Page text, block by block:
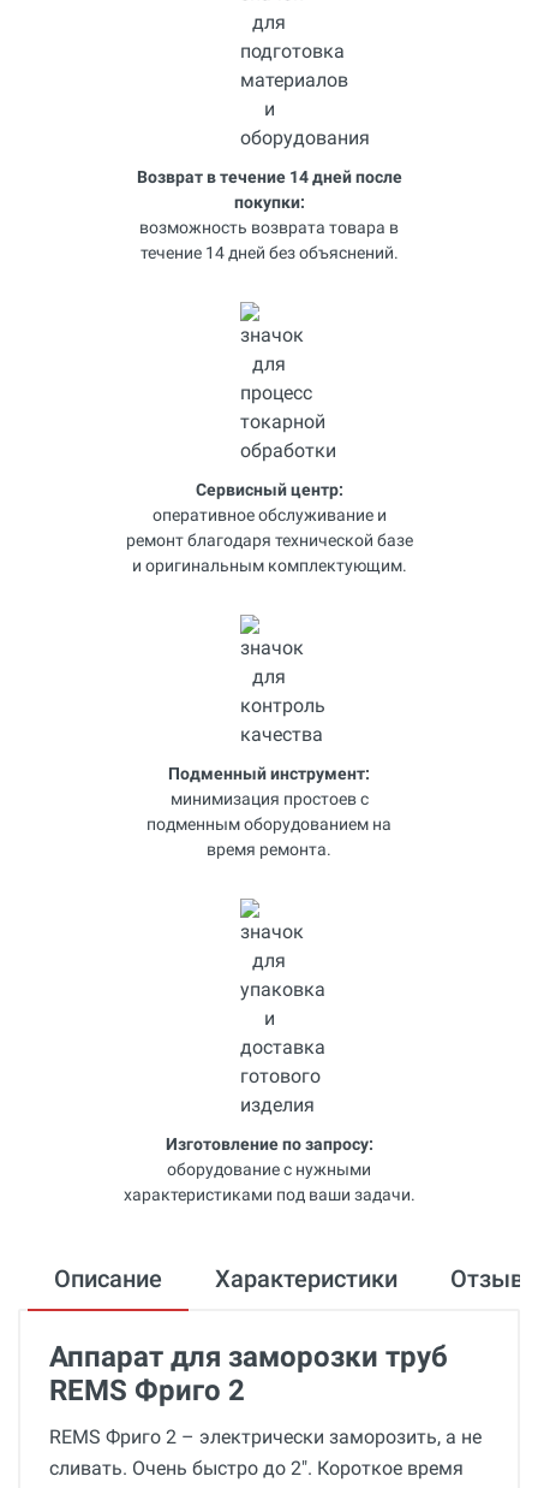
Возврат в течение 14 дней после
покупки:
возможность возврата товара в
течение 14 дней без объяснений.
Сервисный центр:
оперативное обслуживание и
ремонт благодаря технической базе
и оригинальным комплектующим.
Подменный инструмент:
минимизация простоев с
подменным оборудованием на
время ремонта.
Изготовление по запросу:
оборудование с нужными
характеристиками под ваши задачи.
Описание Характеристики
Аппарат для заморозки труб
REMS Фриго 2
REMS Фриго 2 – электрически заморозить, а не
сливать. Очень быстро до 2". Короткое время